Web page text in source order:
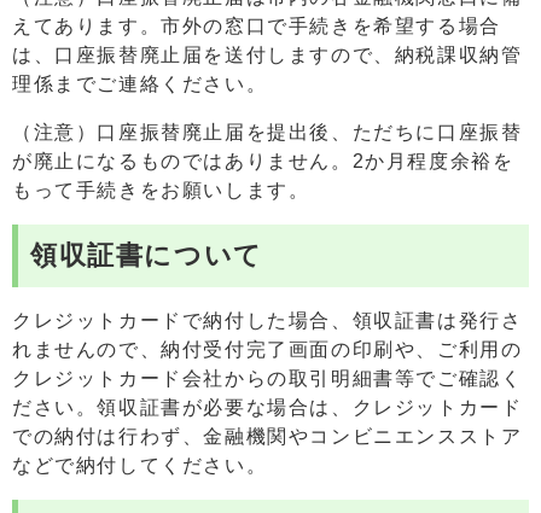
えてあります。市外の窓口で手続きを希望する場合
は、口座振替廃止届を送付しますので、納税課収納管
理係までご連絡ください。
（注意）口座振替廃止届を提出後、ただちに口座振替
が廃止になるものではありません。2か月程度余裕を
もって手続きをお願いします。
領収証書について
クレジットカードで納付した場合、領収証書は発行さ
れませんので、納付受付完了画面の印刷や、ご利用の
クレジットカード会社からの取引明細書等でご確認く
ださい。領収証書が必要な場合は、クレジットカード
での納付は行わず、金融機関やコンビニエンスストア
などで納付してください。